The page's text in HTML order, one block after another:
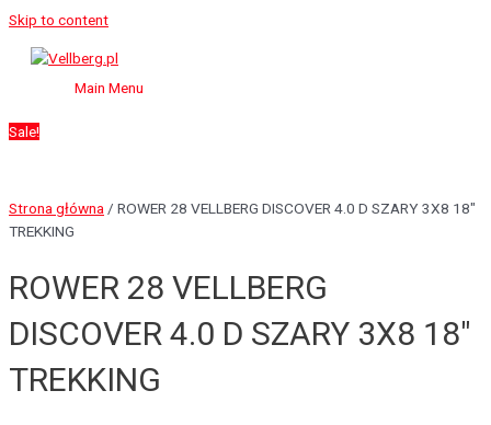
Skip to content
Main Menu
Sale!
Strona główna / ROWER 28 VELLBERG DISCOVER 4.0 D SZARY 3X8 18″
TREKKING
ROWER 28 VELLBERG
DISCOVER 4.0 D SZARY 3X8 18″
TREKKING